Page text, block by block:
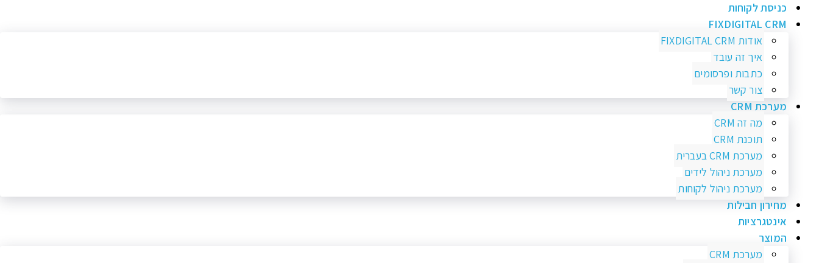
כניסת לקוחות
FIXDIGITAL CRM
אודות FIXDIGITAL CRM
איך זה עובד
כתבות ופרסומים
צור קשר
מערכת CRM
מה זה CRM
תוכנת CRM
מערכת CRM בעברית
מערכת ניהול לידים
מערכת ניהול לקוחות
מחירון חבילות
אינטגרציות
המוצר
מערכת CRM